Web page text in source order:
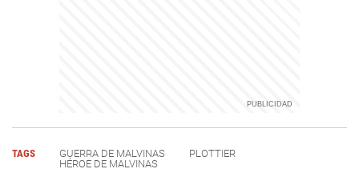
TAGS GUERRA DE MALVINAS
PLOTTIER
HÉROE DE MALVINAS